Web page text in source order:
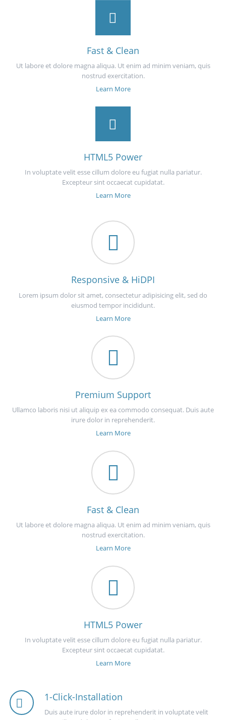
Fast & Clean
Ut labore et dolore magna aliqua. Ut enim ad minim veniam, quis
nostrud exercitation.
Learn More
HTML5 Power
In voluptate velit esse cillum dolore eu fugiat nulla pariatur.
Excepteur sint occaecat cupidatat.
Learn More
Responsive & HiDPI
Lorem ipsum dolor sit amet, consectetur adipisicing elit, sed do
eiusmod tempor incididunt.
Learn More
Premium Support
Ullamco laboris nisi ut aliquip ex ea commodo consequat. Duis aute
irure dolor in reprehenderit.
Learn More
Fast & Clean
Ut labore et dolore magna aliqua. Ut enim ad minim veniam, quis
nostrud exercitation.
Learn More
HTML5 Power
In voluptate velit esse cillum dolore eu fugiat nulla pariatur.
Excepteur sint occaecat cupidatat.
Learn More
1-Click-Installation
Duis aute irure dolor in reprehenderit in voluptate velit